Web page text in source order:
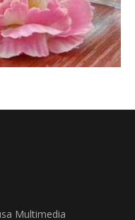
Multimedia